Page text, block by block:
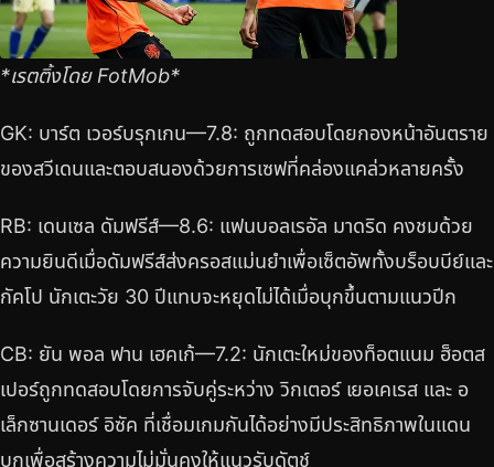
*เรตติ้งโดย FotMob*
GK: บาร์ต เวอร์บรุกเกน—7.8: ถูกทดสอบโดยกองหน้าอันตราย
ของสวีเดนและตอบสนองด้วยการเซฟที่คล่องแคล่วหลายครั้ง
RB: เดนเซล ดัมฟรีส์—8.6: แฟนบอลเรอัล มาดริด คงชมด้วย
ความยินดีเมื่อดัมฟรีส์ส่งครอสแม่นยำเพื่อเซ็ตอัพทั้งบร็อบบีย์และ
กัคโป นักเตะวัย 30 ปีแทบจะหยุดไม่ได้เมื่อบุกขึ้นตามแนวปีก
CB: ยัน พอล ฟาน เฮคเก้—7.2: นักเตะใหม่ของท็อตแนม ฮ็อตส
เปอร์ถูกทดสอบโดยการจับคู่ระหว่าง วิกเตอร์ เยอเคเรส และ อ
เล็กซานเดอร์ อิซัค ที่เชื่อมเกมกันได้อย่างมีประสิทธิภาพในแดน
บุกเพื่อสร้างความไม่มั่นคงให้แนวรับดัตช์